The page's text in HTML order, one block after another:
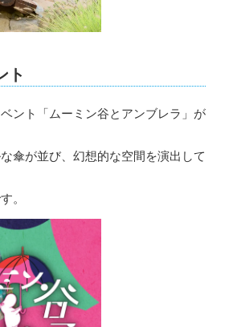
ト
ント「ムーミン谷とアンブレラ」が
傘が並び、幻想的な空間を演出して
。